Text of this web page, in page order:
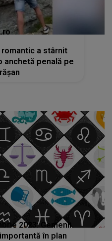
a stârnit
anchetă penală pe
2023: Gemenii
în plan